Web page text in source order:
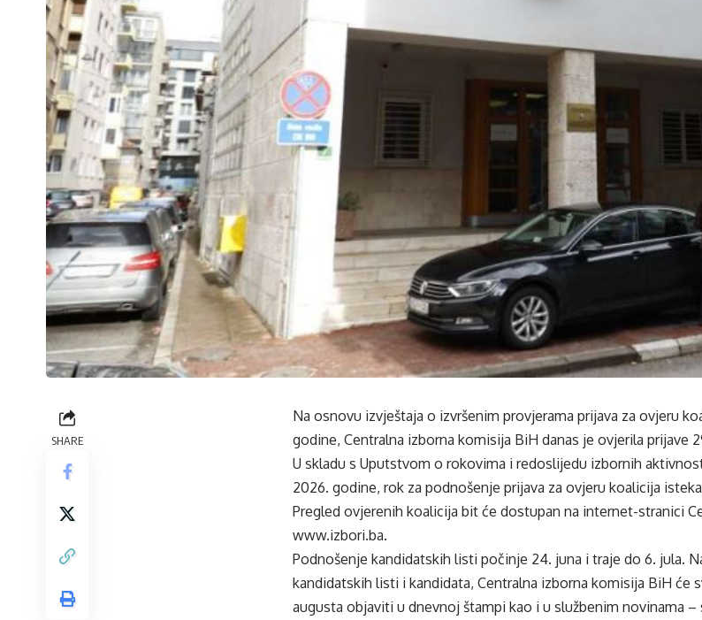
SHARE
Na osnovu izvještaja o izvršenim provjerama prijava za ovjeru
godine, Centralna izborna komisija BiH danas je ovjerila prijave
U skladu s Uputstvom o rokovima i redoslijedu izbornih
2026. godine, rok za podnošenje prijava za ovjeru koalicija
Pregled ovjerenih koalicija bit će dostupan na internet-stranici
www.izbori.ba.
Podnošenje kandidatskih listi počinje 24. juna i traje do 6. jula.
kandidatskih listi i kandidata, Centralna izborna komisija BiH će
augusta objaviti u dnevnoj štampi kao i u službenim novinama –